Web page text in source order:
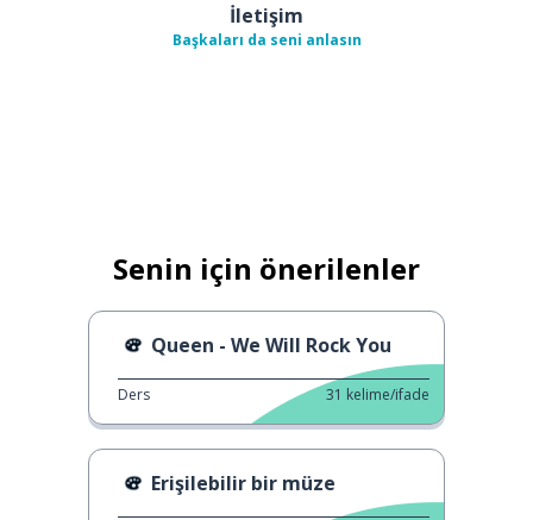
İletişim
Başkaları da seni anlasın
Senin için önerilenler
Queen - We Will Rock You
Ders 31 kelime/ifade
Erişilebilir bir müze